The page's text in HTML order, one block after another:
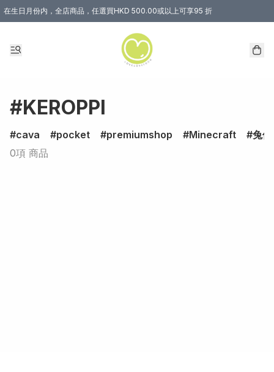
在生日月份内，全店商品，任選買HKD 500.00或以上可享95 折
#KEROPPI
cava pocket premiumshop Minecraft
兔仔
0項 商品